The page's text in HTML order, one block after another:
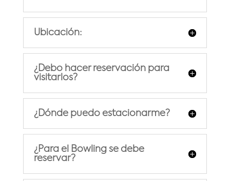
Ubicación:
¿Debo hacer reservación para
visitarlos?
¿Dónde puedo estacionarme?
¿Para el Bowling se debe
reservar?